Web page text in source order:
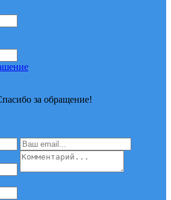
за обращение!